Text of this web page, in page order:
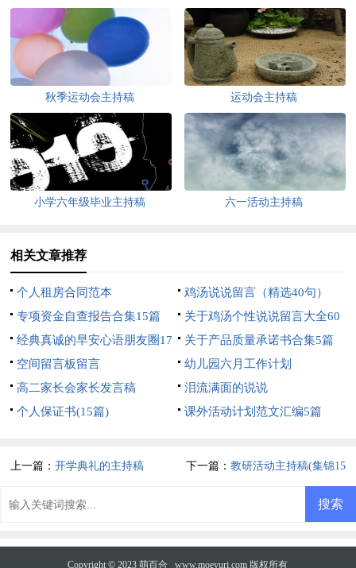
秋季运动会主持稿 运动会主持稿
小学六年级毕业主持稿 六一活动主持稿
相关文章推荐
个人租房合同范本
鸡汤说说留言（精选40句）
专项资金自查报告合集15篇
关于鸡汤个性说说留言大全60
句
经典真诚的早安心语朋友圈17
条
关于产品质量承诺书合集5篇
空间留言板留言
幼儿园六月工作计划
高二家长会家长发言稿
泪流满面的说说
个人保证书(15篇)
课外活动计划范文汇编5篇
上一篇：开学典礼的主持稿 下一篇： 教研活动主持稿(集锦15
Copyright © 2023萌百合 www.moeyuri.com 版权所有